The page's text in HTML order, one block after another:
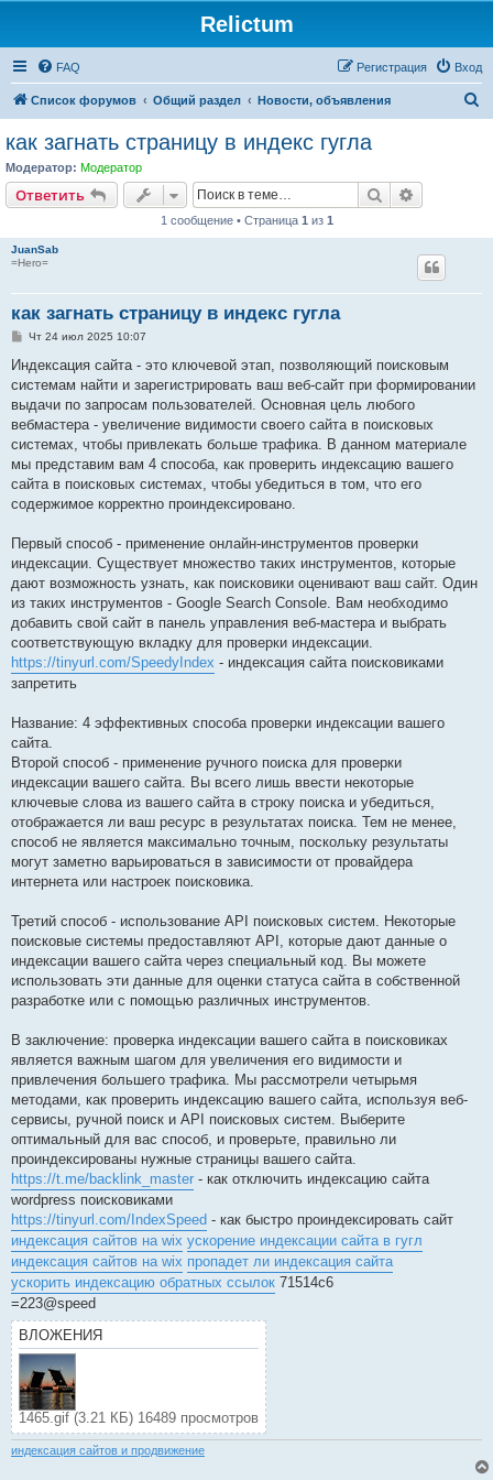
Relictum
FAQ Вход
Регистрация
Список форумов Общий раздел Новости, объявления
как загнать страницу в индекс гугла
Модератор: Модератор
Ответить Поиск
1 сообщение • Страница 1 из 1
JuanSab
=Hero=
как загнать страницу в индекс гугла
С
о
б
щ
е
н
и
е
Чт 24 июл 2025 10:07
Индексация сайта - это ключевой этап, позволяющий поисковым
системам найти и зарегистрировать ваш веб-сайт при формировании
выдачи по запросам пользователей. Основная цель любого
вебмастера - увеличение видимости своего сайта в поисковых
системах, чтобы привлекать больше трафика. В данном материале
мы представим вам 4 способа, как проверить индексацию вашего
сайта в поисковых системах, чтобы убедиться в том, что его
содержимое корректно проиндексировано.
Первый способ - применение онлайн-инструментов проверки
индексации. Существует множество таких инструментов, которые
дают возможность узнать, как поисковики оценивают ваш сайт. Один
из таких инструментов - Google Search Console. Вам необходимо
добавить свой сайт в панель управления веб-мастера и выбрать
соответствующую вкладку для проверки индексации.
https://tinyurl.com/SpeedyIndex - индексация сайта поисковиками
запретить
Название: 4 эффективных способа проверки индексации вашего
сайта.
Второй способ - применение ручного поиска для проверки
индексации вашего сайта. Вы всего лишь ввести некоторые
ключевые слова из вашего сайта в строку поиска и убедиться,
отображается ли ваш ресурс в результатах поиска. Тем не менее,
способ не является максимально точным, поскольку результаты
могут заметно варьироваться в зависимости от провайдера
интернета или настроек поисковика.
Третий способ - использование API поисковых систем. Некоторые
поисковые системы предоставляют API, которые дают данные о
индексации вашего сайта через специальный код. Вы можете
использовать эти данные для оценки статуса сайта в собственной
разработке или с помощью различных инструментов.
В заключение: проверка индексации вашего сайта в поисковиках
является важным шагом для увеличения его видимости и
привлечения большего трафика. Мы рассмотрели четырьмя
методами, как проверить индексацию вашего сайта, используя веб-
сервисы, ручной поиск и API поисковых систем. Выберите
оптимальный для вас способ, и проверьте, правильно ли
проиндексированы нужные страницы вашего сайта.
https://t.me/backlink_master - как отключить индексацию сайта
wordpress поисковиками
https://tinyurl.com/IndexSpeed - как быстро проиндексировать сайт
индексация сайтов на wix ускорение индексации сайта в гугл
индексация сайтов на wix пропадет ли индексация сайта
ускорить индексацию обратных ссылок 71514c6
=223@speed
ВЛОЖЕНИЯ
1465.gif (3.21 КБ) 16489 просмотров
индексация сайтов и продвижение